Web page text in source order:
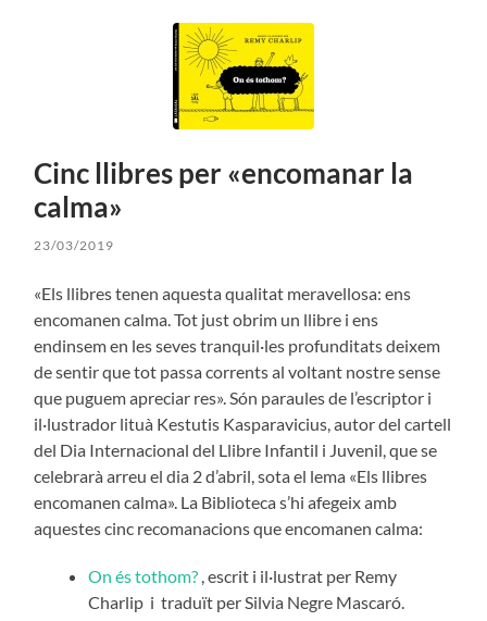
Cinc llibres per «encomanar la
calma»
23/03/2019
«Els llibres tenen aquesta qualitat meravellosa: ens
encomanen calma. Tot just obrim un llibre i ens
endinsem en les seves tranquil·les profunditats deixem
de sentir que tot passa corrents al voltant nostre sense
que puguem apreciar res». Són paraules de l’escriptor i
il·lustrador lituà Kestutis Kasparavicius, autor del cartell
del Dia Internacional del Llibre Infantil i Juvenil, que se
celebrarà arreu el dia 2 d’abril, sota el lema «Els llibres
encomanen calma». La Biblioteca s’hi afegeix amb
aquestes cinc recomanacions que encomanen calma:
On és tothom? , escrit i il·lustrat per Remy
Charlip i traduït per Silvia Negre Mascaró.